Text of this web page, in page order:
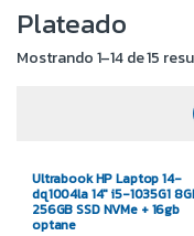
Plateado
Mostrando 1–14 de 15
Ultrabook HP Laptop 14-
dq1004la 14″ i5-1035G1
256GB SSD NVMe + 16gb
optane